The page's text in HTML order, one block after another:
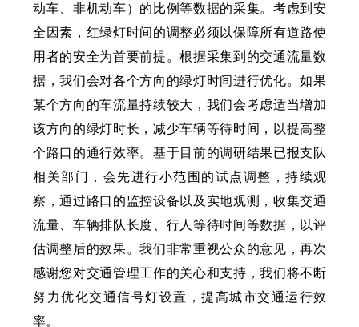
动车、非机动车）的比例等数据的采集。考虑到安
全因素，红绿灯时间的调整必须以保障所有道路使
用者的安全为首要前提。根据采集到的交通流量数
据，我们会对各个方向的绿灯时间进行优化。如果
某个方向的车流量持续较大，我们会考虑适当增加
该方向的绿灯时长，减少车辆等待时间，以提高整
个路口的通行效率。基于目前的调研结果已报支队
相关部门，会先进行小范围的试点调整，持续观
察，通过路口的监控设备以及实地观测，收集交通
流量、车辆排队长度、行人等待时间等数据，以评
估调整后的效果。我们非常重视公众的意见，再次
感谢您对交通管理工作的关心和支持，我们将不断
努力优化交通信号灯设置，提高城市交通运行效
率。